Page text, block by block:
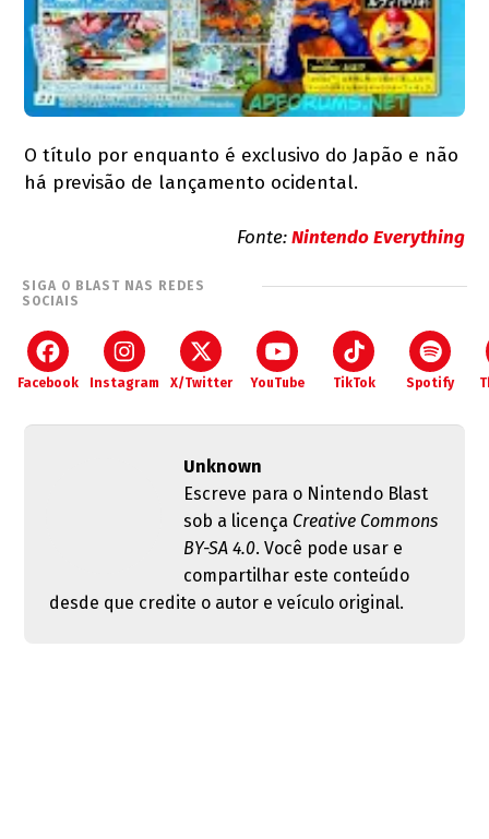
O título por enquanto é exclusivo do Japão e não
há previsão de lançamento ocidental.
Fonte:Nintendo Everything
SIGA O BLAST NAS REDES
SOCIAIS
Facebook Instagram X/Twitter YouTube TikTok Spotify
Unknown
Escreve para o Nintendo Blast
sob a licença Creative Commons
BY-SA 4.0. Você pode usar e
compartilhar este conteúdo
desde que credite o autor e veículo original.